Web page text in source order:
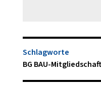
Schlagworte
BG BAU-Mitgliedschaft